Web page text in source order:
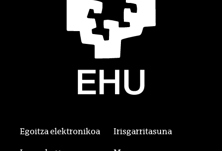
Egoitza elektronikoa Irisgarritasuna